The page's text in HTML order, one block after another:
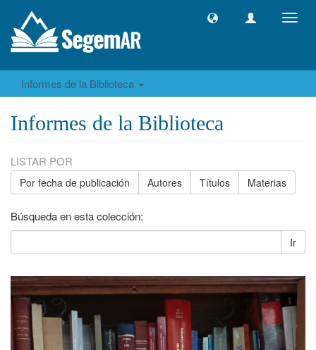
Informes de la Biblioteca
Informes de la Biblioteca
LISTAR POR
Por fecha de publicación Autores Títulos Materias
Búsqueda en esta colección:
Ir